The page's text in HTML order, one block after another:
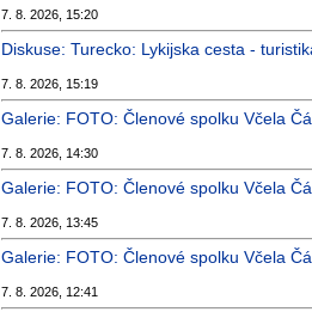
7. 8. 2026, 15:20
Diskuse: Turecko: Lykijska cesta -
7. 8. 2026, 15:19
Galerie: FOTO: Členové spolku Včela
7. 8. 2026, 14:30
Galerie: FOTO: Členové spolku Včela
7. 8. 2026, 13:45
Galerie: FOTO: Členové spolku Včela
7. 8. 2026, 12:41